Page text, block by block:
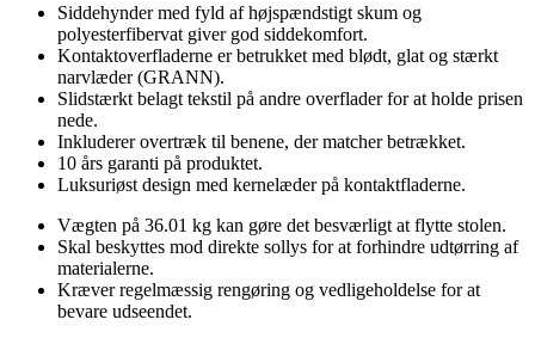
Siddehynder med fyld af højspændstigt skum og
polyesterfibervat giver god siddekomfort.
Kontaktoverfladerne er betrukket med blødt, glat og stærkt
narvlæder (GRANN).
Slidstærkt belagt tekstil på andre overflader for at holde prisen
nede.
Inkluderer overtræk til benene, der matcher betrækket.
10 års garanti på produktet.
Luksuriøst design med kernelæder på kontaktfladerne.
Vægten på 36.01 kg kan gøre det besværligt at flytte stolen.
Skal beskyttes mod direkte sollys for at forhindre udtørring af
materialerne.
Kræver regelmæssig rengøring og vedligeholdelse for at
bevare udseendet.